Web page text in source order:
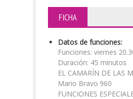
FICHA
Datos de funciones:
Funciones: viernes
Duración: 45 minutos
EL CAMARÍN DE LAS
Mario Bravo 960
FUNCIONES